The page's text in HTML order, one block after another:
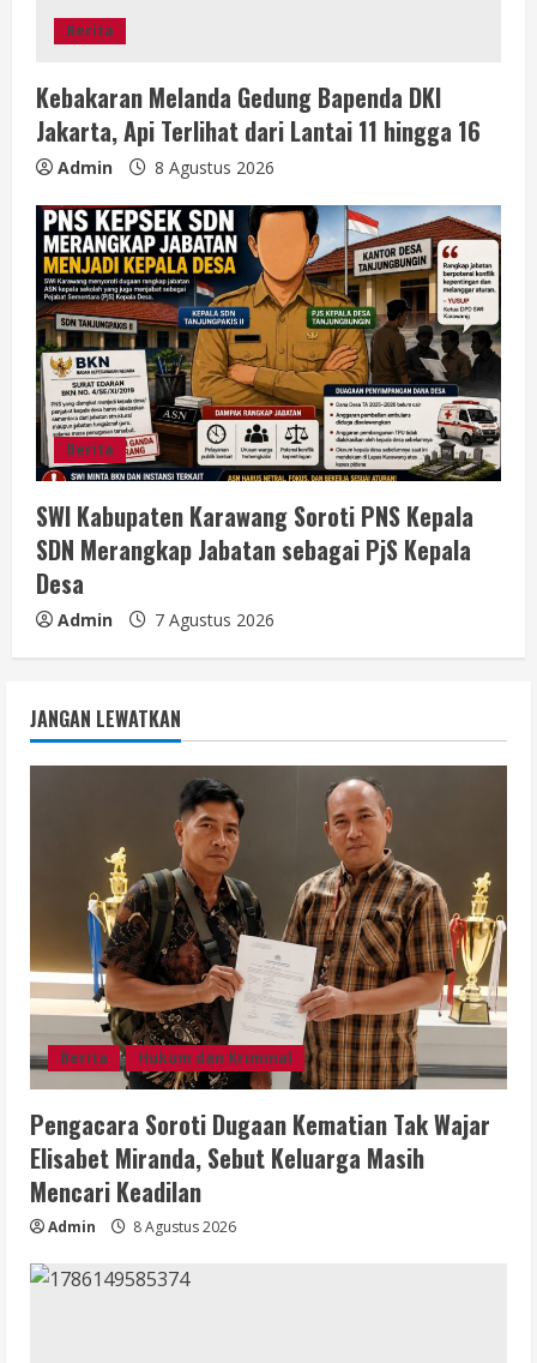
Berita
Kebakaran Melanda Gedung Bapenda DKI
Jakarta, Api Terlihat dari Lantai 11 hingga 16
Admin 8 Agustus 2026
Berita
SWI Kabupaten Karawang Soroti PNS Kepala
SDN Merangkap Jabatan sebagai PjS Kepala
Desa
Admin 7 Agustus 2026
JANGAN LEWATKAN
Berita Hukum dan Kriminal
Pengacara Soroti Dugaan Kematian Tak Wajar
Elisabet Miranda, Sebut Keluarga Masih
Mencari Keadilan
Admin 8 Agustus 2026